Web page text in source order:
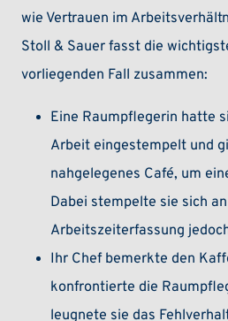
wie Vertrauen im
Stoll & Sauer fasst die
vorliegenden Fall zusammen:
Eine Raumpflegerin hatte
Arbeit eingestempelt und
nahgelegenes Café, um
Dabei stempelte sie sich
Arbeitszeiterfassung
Ihr Chef bemerkte den
konfrontierte die
leugnete sie das